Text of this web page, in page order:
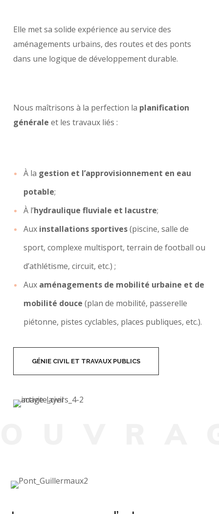
Elle met sa solide expérience au service des
aménagements urbains, des routes et des ponts
dans une logique de développement durable.
Nous maîtrisons à la perfection la planification
générale et les travaux liés :
À la gestion et l’approvisionnement en eau
potable;
À l’hydraulique fluviale et lacustre;
Aux installations sportives(piscine, salle de
sport, complexe multisport, terrain de football ou
d’athlétisme, circuit, etc.) ;
Aux aménagements de mobilité urbaine et de
mobilité douce (plan de mobilité, passerelle
piétonne, pistes cyclables, places publiques, etc.).
GÉNIE CIVIL ET TRAVAUX PUBLICS